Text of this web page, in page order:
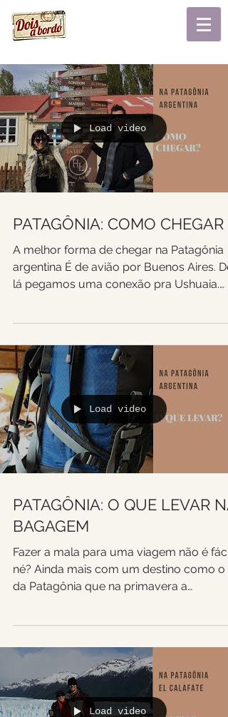
Load video
PATAGÔNIA: COMO CHEGAR
A melhor forma de chegar na Patagônia
argentina É de avião por Buenos Aires. De
lá pegamos uma conexão pra Ushuaia.
Load video
PATAGÔNIA: O QUE LEVAR NA
BAGAGEM
Fazer a mala para uma viagem não é fácil,
né? Ainda mais com um destino como o
da Patagônia que na primavera a
Load video